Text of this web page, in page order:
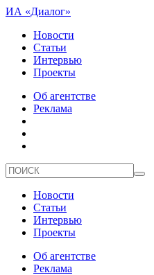
ИА «Диалог»
Новости
Статьи
Интервью
Проекты
Об агентстве
Реклама
Новости
Статьи
Интервью
Проекты
Об агентстве
Реклама